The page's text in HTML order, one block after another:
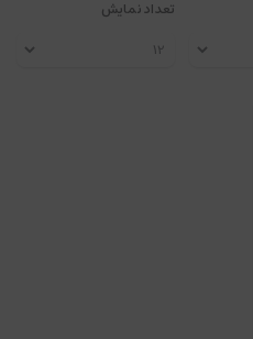
تعداد نمایش